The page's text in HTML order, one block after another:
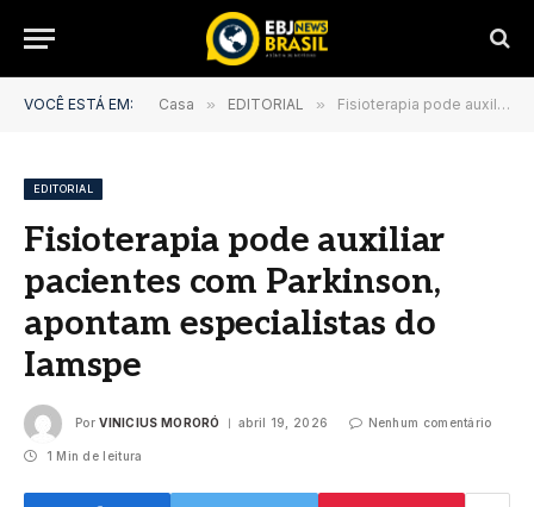
VOCÊ ESTÁ EM: Casa » EDITORIAL » Fisioterapia pode auxiliar pacientes com Parkinson, apontam especialistas do Iamspe
EDITORIAL
Fisioterapia pode auxiliar
pacientes com Parkinson,
apontam especialistas do
Iamspe
Por VINICIUS MORORÓ abril 19, 2026 Nenhum comentário
1 Min de leitura